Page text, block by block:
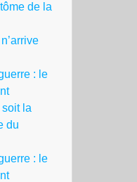
de la
: le
soit la
du
: le